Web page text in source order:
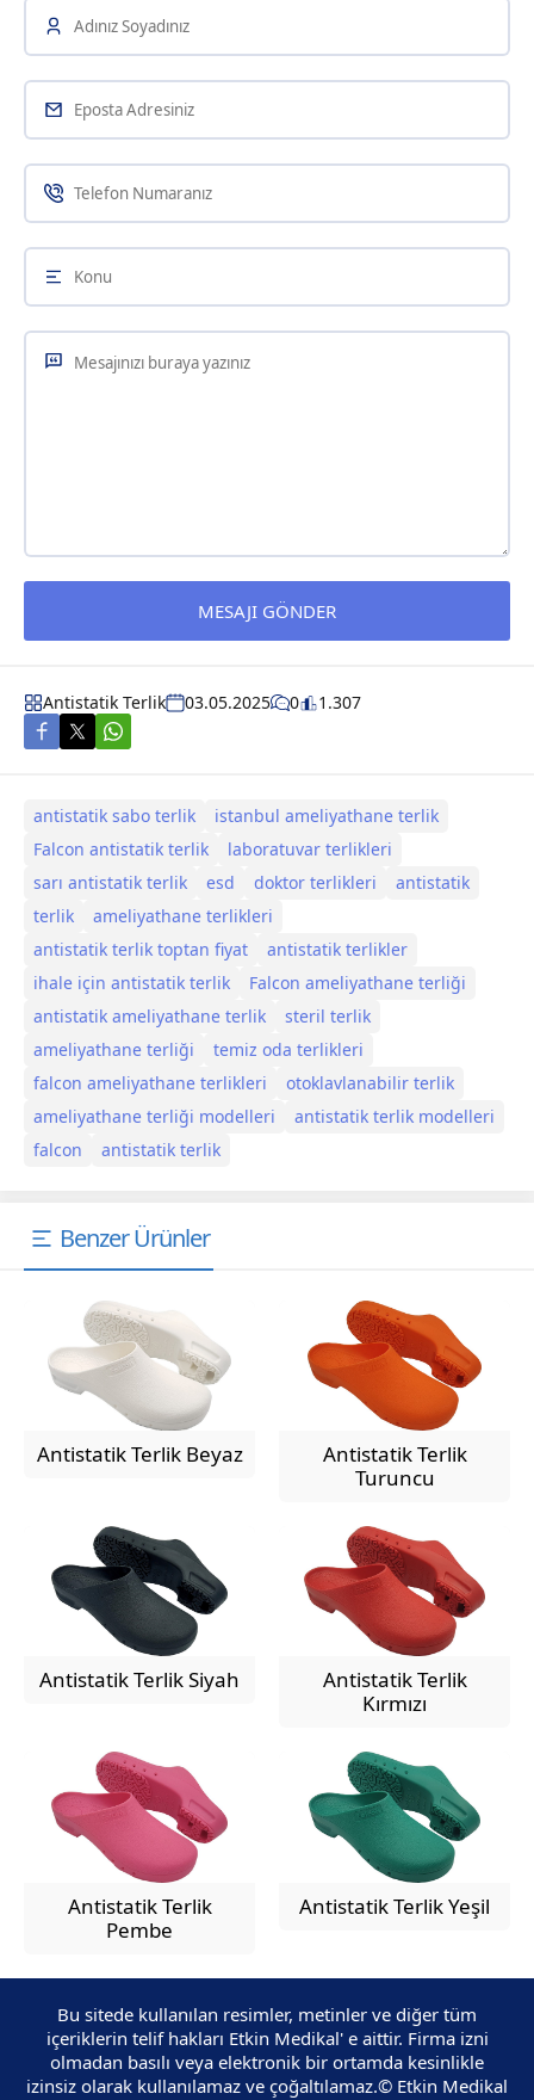
Antistatik Terlik 03.05.2025 0 1.307
antistatik sabo terlik
istanbul ameliyathane terlik
Falcon antistatik terlik
laboratuvar terlikleri
sarı antistatik terlik
esd doktor terlikleri
antistatik
terlik
ameliyathane terlikleri
antistatik terlik toptan fiyat
antistatik terlikler
ihale için antistatik terlik
Falcon ameliyathane terliği
antistatik ameliyathane terlik
steril terlik
ameliyathane terliği
temiz oda terlikleri
falcon ameliyathane terlikleri
otoklavlanabilir terlik
ameliyathane terliği modelleri
antistatik terlik modelleri
falcon
antistatik terlik
Benzer Ürünler
Antistatik Terlik Beyaz
Antistatik Terlik
Turuncu
Antistatik Terlik Siyah
Antistatik Terlik
Kırmızı
Antistatik Terlik
Pembe
Antistatik Terlik Yeşil
Bu sitede kullanılan resimler, metinler ve diğer tüm
içeriklerin telif hakları Etkin Medikal' e aittir. Firma izni
olmadan basılı veya elektronik bir ortamda kesinlikle
izinsiz olarak kullanılamaz ve çoğaltılamaz.© Etkin Medikal
Etkin Medikal Destek
Cevap Yaz